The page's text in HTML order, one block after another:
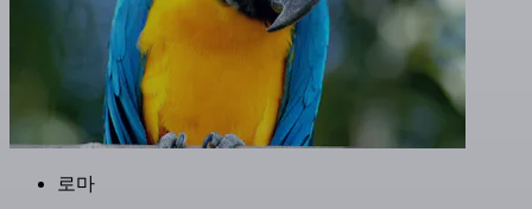
로마